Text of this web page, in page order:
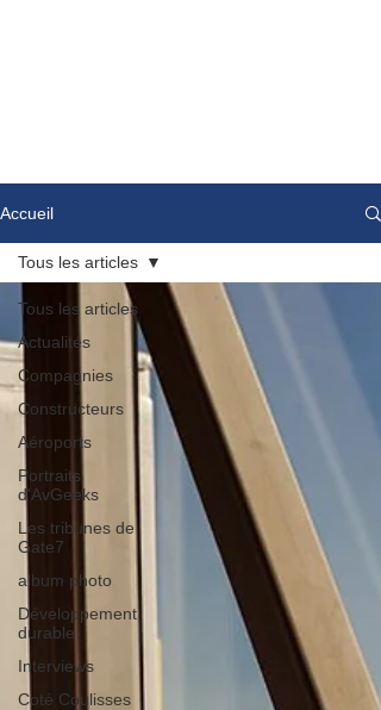
Accueil
Tous les articles
Actualités
Compagnies
Constructeurs
Aéroports
Portraits
d'AvGeeks
Les tribunes de
Gate7
album photo
Développement
durable
Interviews
Coté Coulisses
Tous les articles